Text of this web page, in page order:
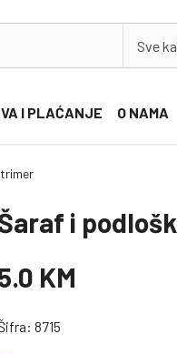
Sve
I PLAĆANJE O NAMA
i
KM
8715